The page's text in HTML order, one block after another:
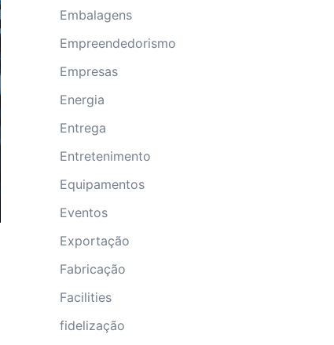
Embalagens
Empreendedorismo
Empresas
Energia
Entrega
Entretenimento
Equipamentos
Eventos
Exportação
Fabricação
Facilities
fidelização